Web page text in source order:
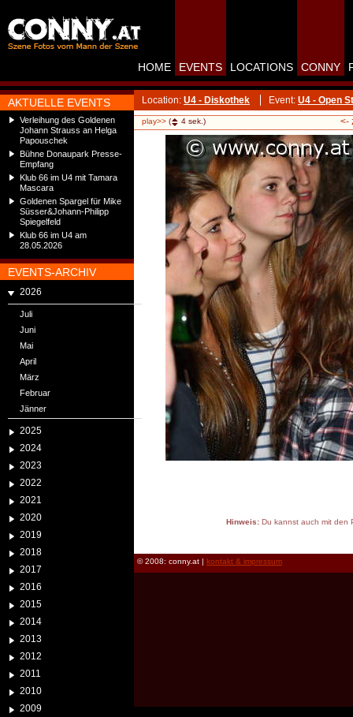
AKTUELLE EVENTS
Verleihung des Goldenen
Johann Strauss an Helga
Papouschek
Bühne Donaupark Presse-
Empfang
Klub 66 im U4 mit Tamara
Mascara
Goldenen Spargel für Mike
Süsser&Johann-Philipp
Spiegelfeld
Klub 66 im U4 am
28.05.2026
EVENTS-ARCHIV
2026
Juli
Juni
Mai
April
März
Februar
Jänner
2025
2024
2023
2022
2021
2020
2019
2018
2017
2016
2015
2014
2013
2012
2011
2010
2009
HOME EVENTS LOCATIONS CONNY
Location: U4 - Diskothek Event: U4 - Open
play>> ( 4 sek.) <-
Hinweis:Du kannst auch mit den
© 2008: conny.at | kontakt & impressum